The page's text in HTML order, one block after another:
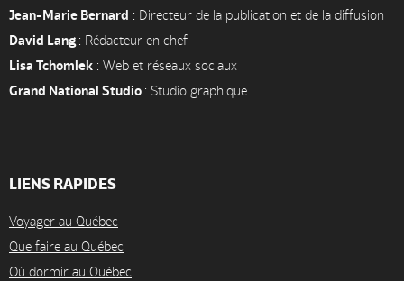
Jean-Marie Bernard : Directeur de la publication et de la diffusion
David Lang: Rédacteur en chef
Lisa Tchomlek : Web et réseaux sociaux
Grand National Studio : Studio graphique
LIENS RAPIDES
Voyager au Québec
Que faire au Québec
Où dormir au Québec